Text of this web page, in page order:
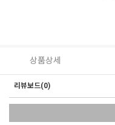
상품상세
리뷰보드(0)